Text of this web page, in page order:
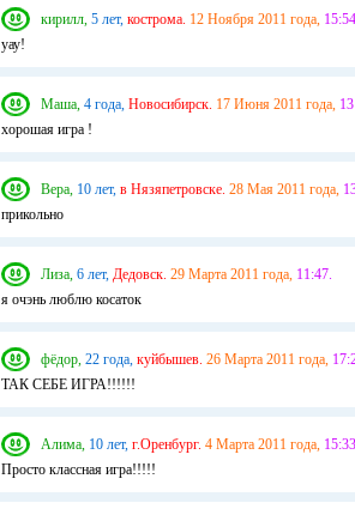
кирилл, 5 лет, кострома. 12 Ноября 2011 года,
уау!
Маша, 4 года, Новосибирск. 17 Июня 2011 года,
хорошая игра !
Вера, 10 лет, в Нязяпетровске. 28 Мая 2011 года,
прикольно
Лиза, 6 лет, Дедовск. 29 Марта 2011 года, 11:47.
я очэнь люблю косаток
фёдор, 22 года, куйбышев. 26 Марта 2011 года,
ТАК СЕБЕ ИГРА!!!!!!
Алима, 10 лет, г.Оренбург. 4 Марта 2011 года,
Просто классная игра!!!!!